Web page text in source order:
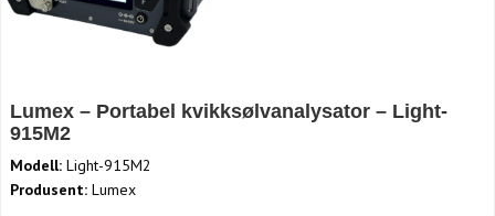
Lumex – Portabel kvikksølvanalysator – Light-
915M2
Modell: Light-915M2
Produsent: Lumex